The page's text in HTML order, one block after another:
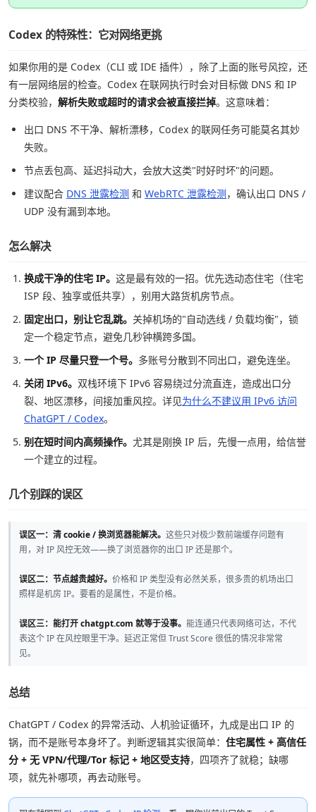
Codex 的特殊性：它对网络更挑
如果你用的是 Codex（CLI 或 IDE 插件），除了上面的账号风控，还
有一层网络层的检查。Codex 在联网执行时会对目标做 DNS 和 IP
分类校验， 解析失败或超时的请求会被直接拦掉。这意味着：
出口 DNS 不干净、解析漂移，Codex 的联网任务可能莫名其妙
失败。
节点丢包高、延迟抖动大，会放大这类"时好时坏"的问题。
建议配合 DNS 泄露检测 和 WebRTC 泄露检测，确认出口 DNS /
UDP 没有漏到本地。
怎么解决
换成干净的住宅 IP。 这是最有效的一招。优先选动态住宅（住宅
ISP 段、独享或低共享），别用大路货机房节点。
固定出口，别让它乱跳。 关掉机场的"自动选线 / 负载均衡"，锁
定一个稳定节点，避免几秒钟横跨多国。
一个 IP 尽量只登一个号。 多账号分散到不同出口，避免连坐。
关闭 IPv6。 双栈环境下 IPv6 容易绕过分流直连，造成出口分
裂、地区漂移，间接加重风控。详见为什么不建议用 IPv6 访问
ChatGPT / Codex。
别在短时间内高频操作。 尤其是刚换 IP 后，先慢一点用，给信誉
一个建立的过程。
几个别踩的误区
误区一：清 cookie / 换浏览器能解决。 这些只对极少数前端缓存问题有
用，对 IP 风控无效——换了浏览器你的出口 IP 还是那个。
误区二：节点越贵越好。 价格和 IP 类型没有必然关系，很多贵的机场出口
照样是机房 IP。要看的是属性，不是价格。
误区三：能打开 chatgpt.com 就等于没事。 能连通只代表网络可达，不代
表这个 IP 在风控眼里干净。延迟正常但 Trust Score 很低的情况非常常
见。
总结
ChatGPT / Codex 的异常活动、人机验证循环，九成是出口 IP 的
锅，而不是账号本身坏了。判断逻辑其实很简单： 住宅属性 + 高信任
分 + 无 VPN/代理/Tor 标记 + 地区受支持，四项齐了就稳；缺哪
项，就先补哪项，再去动账号。